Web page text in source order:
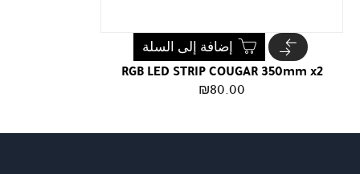
RGB LED STRIP COUGAR 350mm x2
₪80.00
إضافة إلى السلة